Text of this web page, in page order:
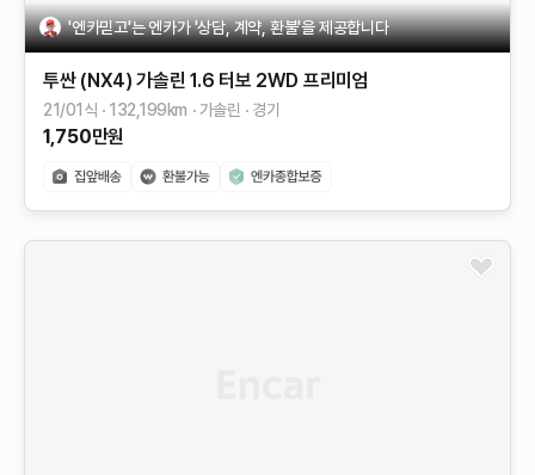
'엔카믿고'는 엔카가 '상담, 계약, 환불'을 제공합니다
투싼 (NX4) 가솔린 1.6 터보 2WD 프리미엄
21/01식 132,199km 가솔린 경기
1,750만원